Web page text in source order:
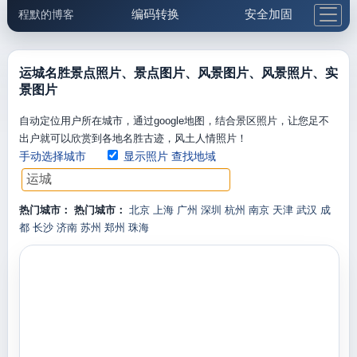
程默的博客 编码转换 安全加固
邮件工具 生活便民 更多工具
运城名胜景点照片、景点图片、风景图片、风景照片、实
景图片
自动定位用户所在城市，通过google地图，结合景区照片，让您足不
出户就可以欣赏到各地名胜古迹，风土人情照片！
手动选择城市 显示照片 查找地域
热门城市： 热门城市： 北京 上海 广州 深圳 杭州 南京 天津 武汉 成
都 长沙 济南 苏州 郑州 珠海